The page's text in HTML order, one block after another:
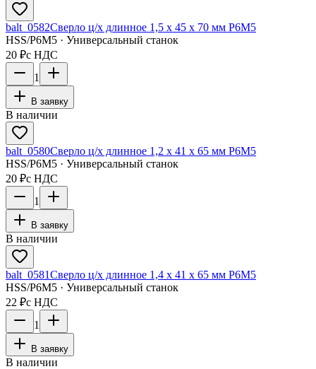
balt_0582Сверло ц/х длинное 1,5 х 45 х 70 мм Р6М5
HSS/Р6М5 · Универсальный станок
20 ₽с НДС
1
В заявку
В наличии
balt_0580Сверло ц/х длинное 1,2 х 41 х 65 мм Р6М5
HSS/Р6М5 · Универсальный станок
20 ₽с НДС
1
В заявку
В наличии
balt_0581Сверло ц/х длинное 1,4 х 41 х 65 мм Р6М5
HSS/Р6М5 · Универсальный станок
22 ₽с НДС
1
В заявку
В наличии